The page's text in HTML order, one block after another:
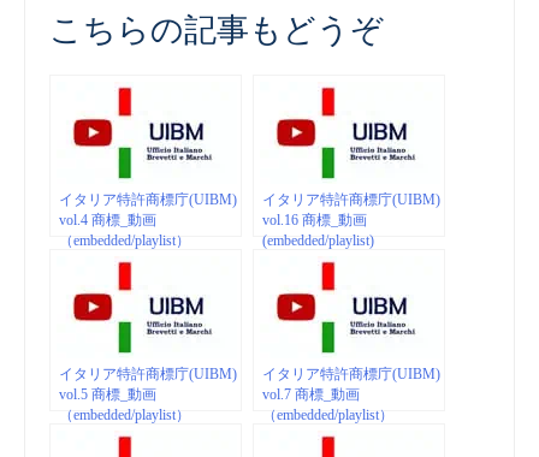
こちらの記事もどうぞ
イタリア特許商標庁(UIBM)
vol.4 商標_動画
（embedded/playlist）
イタリア特許商標庁(UIBM)
vol.16 商標_動画
(embedded/playlist)
イタリア特許商標庁(UIBM)
vol.5 商標_動画
（embedded/playlist）
イタリア特許商標庁(UIBM)
vol.7 商標_動画
（embedded/playlist）